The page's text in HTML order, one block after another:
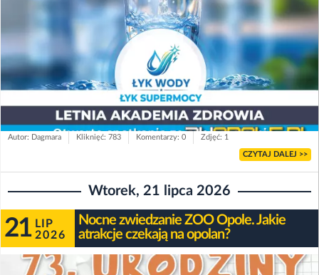
Autor: Dagmara Kliknięć: 783 Komentarzy: 0 Zdjęć: 1
CZYTAJ DALEJ >>
Wtorek, 21 lipca 2026
21 LIP
2026
Nocne zwiedzanie ZOO Opole. Jakie
atrakcje czekają na opolan?